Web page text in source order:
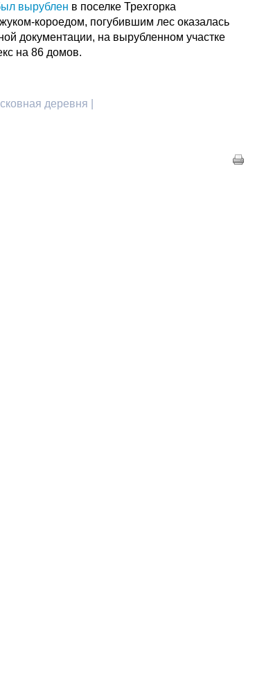
вырублен в поселке Трехгорка
короедом, погубившим лес оказалась
документации, на вырубленном участке
на 86 домов.
деревня |